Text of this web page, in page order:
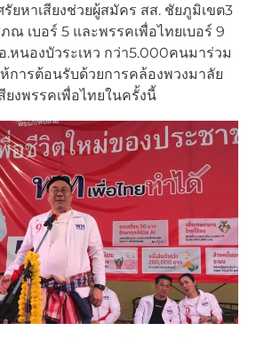
ยหาเสียงช่วยผู้สมัคร สส. ชัยภูมิเขต3
ณ เบอร์ 5 และพรรคเพื่อไทยเบอร์ 9
หนองบัวระเหว กว่า5.000คนมาร่วม
การต้อนรับด้วยการคล้องพวงมาลัย
งพรรคเพื่อไทยในครั้งนี้